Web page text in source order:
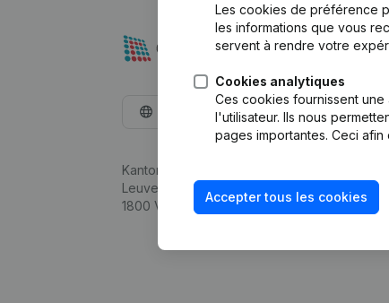
Les cookies de préférence
les informations que vous
servent à rendre votre
Cookies analytiques
Ces cookies fournissent
l'utilisateur. Ils nous
pages importantes. Ceci
Accepter tous les cookies
Français
Kantorenpark Everest
Leuvensesteenweg 248D,
1800 Vilvoorde